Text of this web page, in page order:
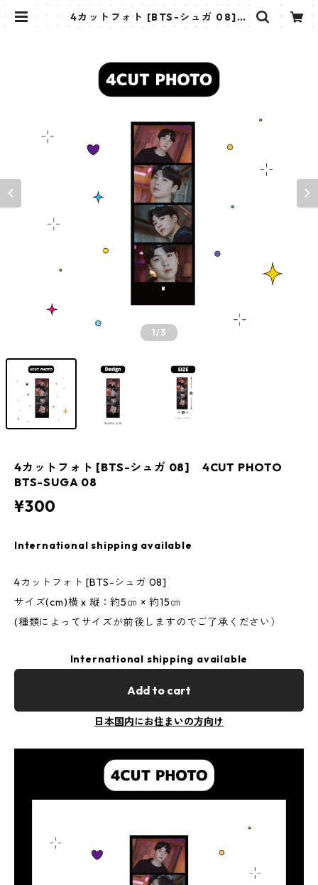
4カットフォト [BTS-シュガ 08]
1/3
4カットフォト [BTS-シュガ 08] 4CUT PHOTO
BTS-SUGA 08
¥300
International shipping available
4カットフォト [BTS-シュガ 08]
サイズ(cm)横 x 縦：約5㎝ × 約15㎝
(種類によってサイズが前後しますのでご了承ください）
International shipping available
Add to cart
日本国内にお住まいの方向け